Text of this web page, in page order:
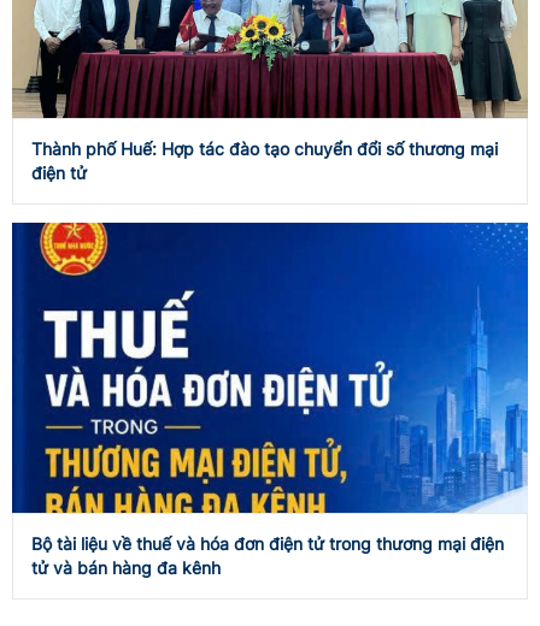
Thành phố Huế: Hợp tác đào tạo chuyển đổi số thương mại
điện tử
Bộ tài liệu về thuế và hóa đơn điện tử trong thương mại điện
tử và bán hàng đa kênh